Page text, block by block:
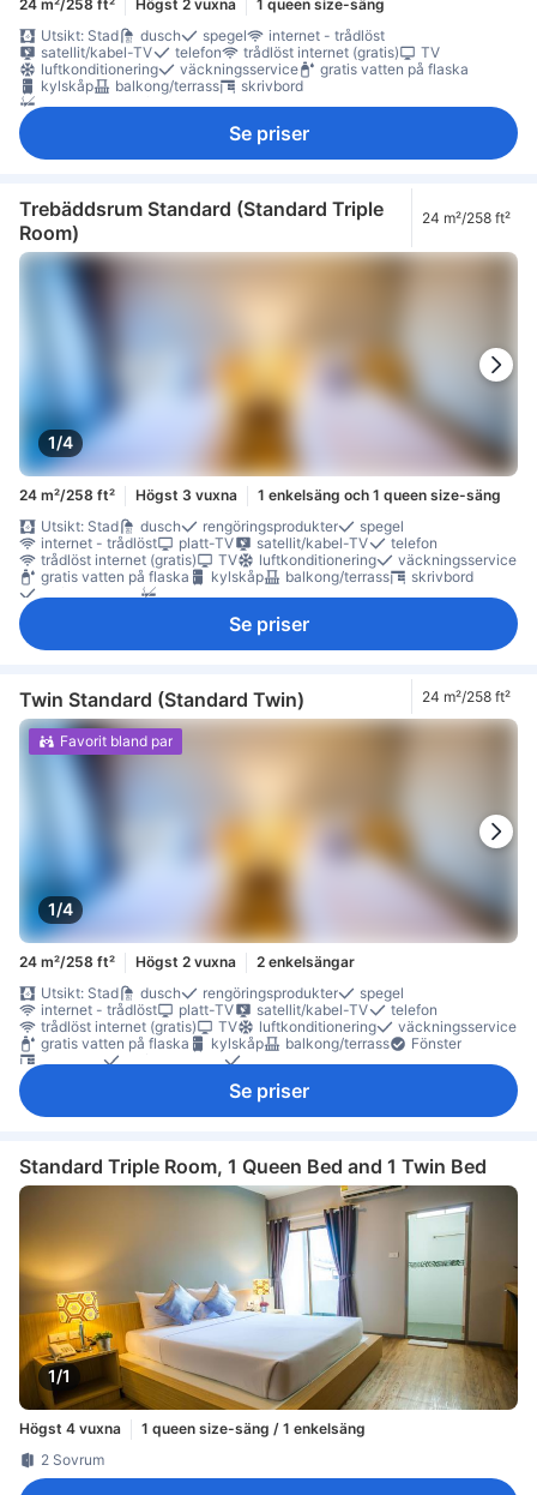
24 m²/258 ft² Högst 2 vuxna
1 queen size-säng
Utsikt: Stad
dusch spegel
internet - trådlöst
satellit/kabel-TV
telefon trådlöst internet (gratis)
TV
luftkonditionering
väckningsservice
gratis vatten på flaska
kylskåp
balkong/terrass
skrivbord
Se priser
Trebäddsrum Standard (Standard Triple
Room)
24 m²/258 ft²
1/4
24 m²/258 ft² Högst 3 vuxna
1 enkelsäng och 1 queen size-säng
Utsikt: Stad
dusch rengöringsprodukter
spegel
internet - trådlöst
platt-TV satellit/kabel-TV
telefon
trådlöst internet (gratis)
TV luftkonditionering
väckningsservice
gratis vatten på flaska
kylskåp balkong/terrass
skrivbord
Se priser
Twin Standard (Standard Twin) 24 m²/258 ft²
1/4
Favorit bland par
24 m²/258 ft² Högst 2 vuxna
2 enkelsängar
Utsikt: Stad
dusch rengöringsprodukter
spegel
internet - trådlöst
platt-TV satellit/kabel-TV
telefon
trådlöst internet (gratis)
TV luftkonditionering
väckningsservice
gratis vatten på flaska
kylskåp balkong/terrass
Fönster
Se priser
Standard Triple Room, 1 Queen Bed and 1 Twin Bed
1/1
Högst 4 vuxna
1 queen size-säng / 1 enkelsäng
2 Sovrum